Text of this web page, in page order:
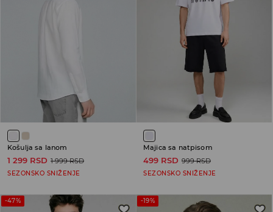
Košulja sa lanom
1 299 RSD 1 999 RSD
SEZONSKO SNIŽENJE
Majica sa natpisom
499 RSD 999 RSD
SEZONSKO SNIŽENJE
-47% -19%